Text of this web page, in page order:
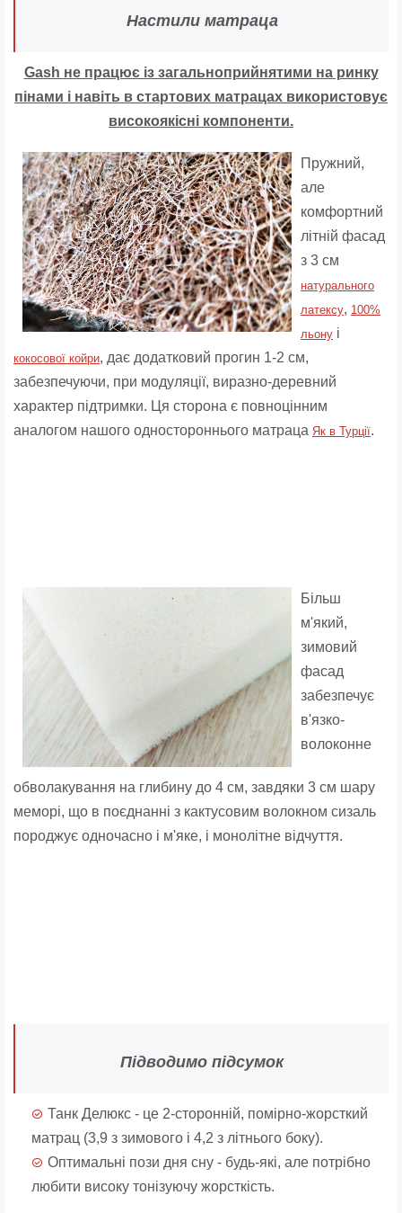
Настили матраца
Gash не працює із загальноприйнятими на ринку
пінами і навіть в стартових матрацах використовує
високоякісні компоненти.
Пружний,
але
комфортний
літній фасад
з 3 см
натурального
латексу, 100%
льону і
кокосової койри, дає додатковий прогин 1-2 см,
забезпечуючи, при модуляції, виразно-деревний
характер підтримки. Ця сторона є повноцінним
аналогом нашого одностороннього матраца Як в Турції.
Більш
м'який,
зимовий
фасад
забезпечує
в'язко-
волоконне
обволакування на глибину до 4 см, завдяки 3 см шару
меморі, що в поєднанні з кактусовим волокном сизаль
породжує одночасно і м'яке, і монолітне відчуття.
Підводимо підсумок
Танк Делюкс - це 2-сторонній, помірно-жорсткий
матрац (3,9 з зимового і 4,2 ​​з літнього боку).
Оптимальні пози дня сну - будь-які, але потрібно
любити високу тонізуючу жорсткість.